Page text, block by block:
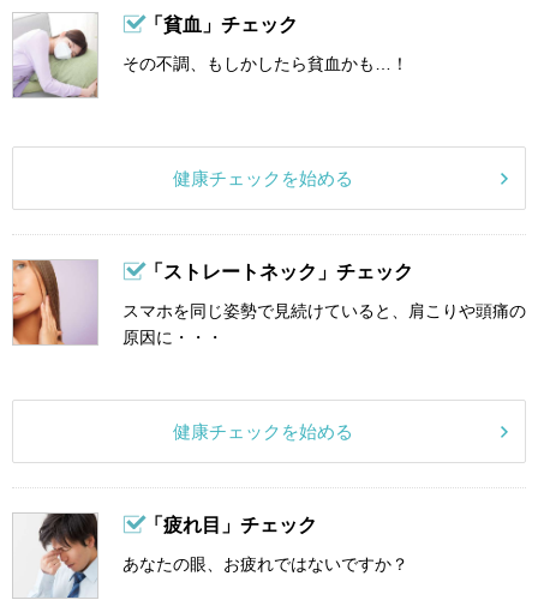
「貧血」チェック
その不調、もしかしたら貧血かも…！
健康チェックを始める
「ストレートネック」チェック
スマホを同じ姿勢で見続けていると、肩こりや頭痛の
原因に・・・
健康チェックを始める
「疲れ目」チェック
あなたの眼、お疲れではないですか？